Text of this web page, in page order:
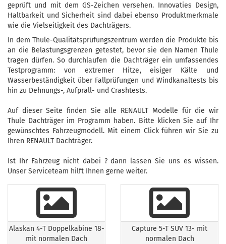
geprüft und mit dem GS-Zeichen versehen. Innovaties Design,
Haltbarkeit und Sicherheit sind dabei ebenso Produktmerkmale
wie die Vielseitigkeit des Dachträgers.
In dem Thule-Qualitätsprüfungszentrum werden die Produkte bis
an die Belastungsgrenzen getestet, bevor sie den Namen Thule
tragen dürfen. So durchlaufen die Dachträger ein umfassendes
Testprogramm: von extremer Hitze, eisiger Kälte und
Wasserbeständigkeit über Fallprüfungen und Windkanaltests bis
hin zu Dehnungs-, Aufprall- und Crashtests.
Auf dieser Seite finden Sie alle RENAULT Modelle für die wir
Thule Dachträger im Programm haben. Bitte klicken Sie auf Ihr
gewünschtes Fahrzeugmodell. Mit einem Click führen wir Sie zu
Ihren RENAULT Dachträger.
Ist Ihr Fahrzeug nicht dabei ? dann lassen Sie uns es wissen.
Unser Serviceteam hilft Ihnen gerne weiter.
Alaskan 4-T Doppelkabine 18-
mit normalen Dach
Capture 5-T SUV 13- mit
normalen Dach